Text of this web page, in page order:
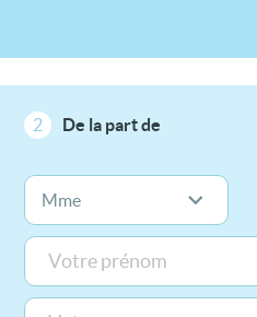
2 De la part de